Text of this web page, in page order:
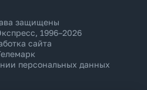
защищены
1996–2026
сайта
персональных данных